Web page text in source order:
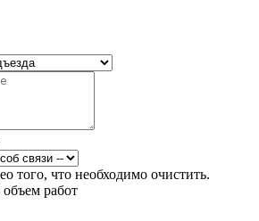
того, что необходимо очистить.
работ